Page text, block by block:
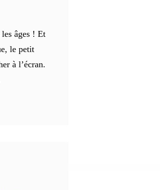
âges ! Et
le petit
à l’écran.